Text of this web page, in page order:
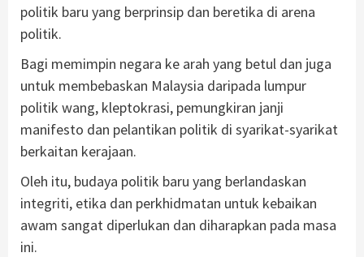
politik baru yang berprinsip dan beretika di arena
politik.
Bagi memimpin negara ke arah yang betul dan juga
untuk membebaskan Malaysia daripada lumpur
politik wang, kleptokrasi, pemungkiran janji
manifesto dan pelantikan politik di syarikat-syarikat
berkaitan kerajaan.
Oleh itu, budaya politik baru yang berlandaskan
integriti, etika dan perkhidmatan untuk kebaikan
awam sangat diperlukan dan diharapkan pada masa
ini.